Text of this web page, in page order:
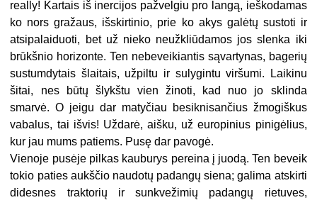
really! Kartais iš inercijos pažvelgiu pro langą, ieškodamas
ko nors gražaus, išskirtinio, prie ko akys galėtų sustoti ir
atsipalaiduoti, bet už nieko neužkliūdamos jos slenka iki
brūkšnio horizonte. Ten nebeveikiantis sąvartynas, bagerių
sustumdytais šlaitais, užpiltu ir sulygintu viršumi. Laikinu
šitai, nes būtų šlykštu vien žinoti, kad nuo jo sklinda
smarvė. O jeigu dar matyčiau besiknisančius žmogiškus
vabalus, tai išvis! Uždarė, aišku, už europinius pinigėlius,
kur jau mums patiems. Pusę dar pavogė.
Vienoje pusėje pilkas kauburys pereina į juodą. Ten beveik
tokio paties aukščio naudotų padangų siena; galima atskirti
didesnes traktorių ir sunkvežimių padangų rietuves,